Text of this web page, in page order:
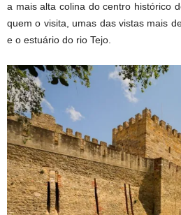
a mais alta colina do centro histórico
quem o visita, umas das vistas mais
e o estuário do rio Tejo.